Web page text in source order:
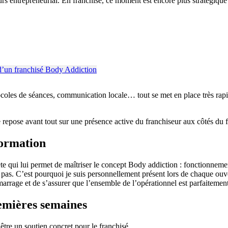
de séances, communication locale… tout se met en place très
avant tout sur une présence active du franchiseur aux côtés du
qui lui permet de maîtriser le concept Body addiction :
C’est pourquoi je suis personnellement présent lors de chaque
et de s’assurer que l’ensemble de l’opérationnel est
semaines
un soutien concret pour le franchisé.